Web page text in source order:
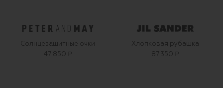
Солнцезащитные очки
47 850 ₽
Хлопковая рубашка
87 350 ₽